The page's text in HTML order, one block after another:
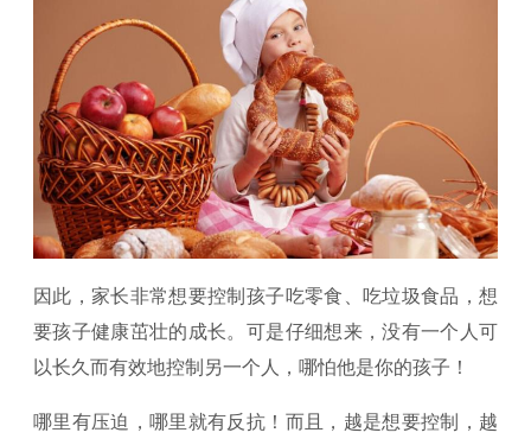
因此，家长非常想要控制孩子吃零食、吃垃圾食品，想
要孩子健康茁壮的成长。可是仔细想来，没有一个人可
以长久而有效地控制另一个人，哪怕他是你的孩子！
哪里有压迫，哪里就有反抗！而且，越是想要控制，越